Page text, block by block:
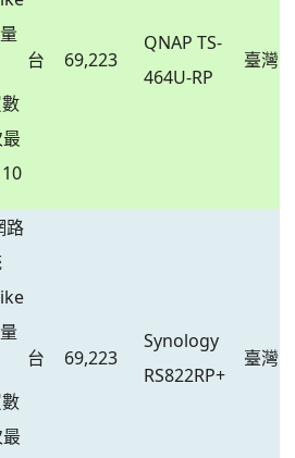
台 69,223
QNAP TS-
464U-RP
臺灣
路
台 69,223
Synology
RS822RP+
臺灣